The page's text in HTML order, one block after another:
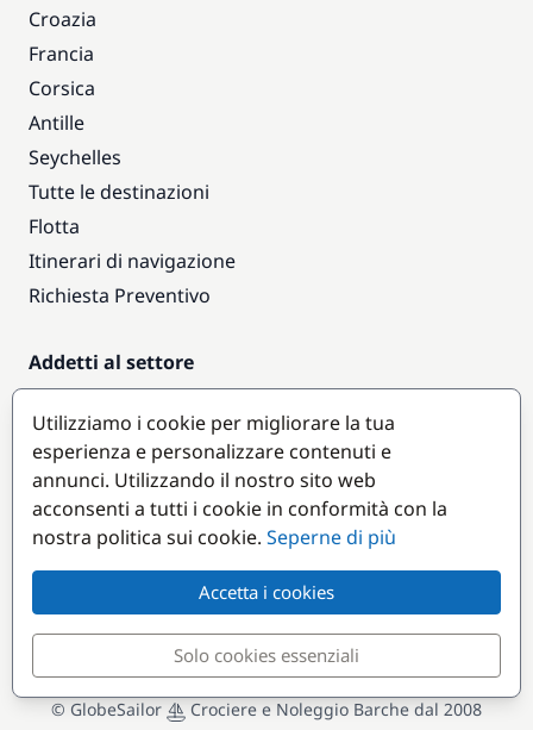
Croazia
Francia
Corsica
Antille
Seychelles
Tutte le destinazioni
Flotta
Itinerari di navigazione
Richiesta Preventivo
Addetti al settore
Accesso armatori
Diventare partner
Destinazioni popolari
© GlobeSailor Crociere e Noleggio Barche dal 2008
Utilizziamo i cookie per migliorare la tua
esperienza e personalizzare contenuti e
annunci. Utilizzando il nostro sito web
acconsenti a tutti i cookie in conformità con la
nostra politica sui cookie. Seperne di più
Accetta i cookies
Solo cookies essenziali